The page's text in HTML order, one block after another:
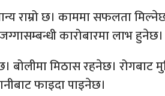
राम्रो छ। काममा सफलता
कारोबारमा लाभ हुनेछ।
छ। बोलीमा मिठास रहनेछ।
फाइदा पाइनेछ।